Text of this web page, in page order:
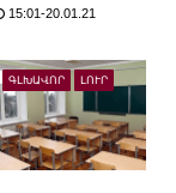
15:01-20.01.21
ԳԼԽԱՎՈՐ ԼՈՒՐ